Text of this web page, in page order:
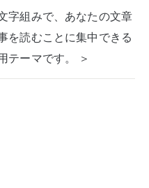
字組みで、あなたの文章
を読むことに集中できる
テーマです。 ＞